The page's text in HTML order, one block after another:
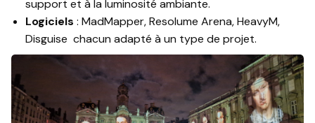
support et à la luminosité ambiante.
Logiciels : MadMapper, Resolume Arena, HeavyM,
Disguise chacun adapté à un type de projet.